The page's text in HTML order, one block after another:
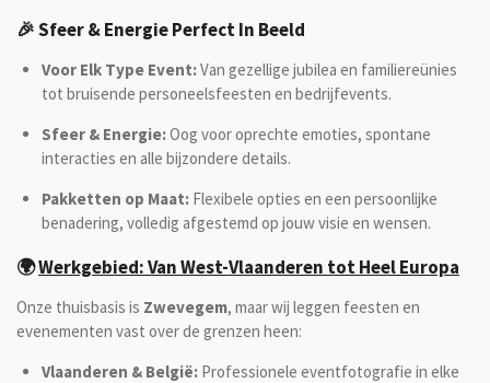
🎉 Sfeer & Energie Perfect In Beeld
Voor Elk Type Event:Van gezellige jubilea en familiereünies
tot bruisende personeelsfeesten en bedrijfevents.
Sfeer & Energie:Oog voor oprechte emoties, spontane
interacties en alle bijzondere details.
Pakketten op Maat:Flexibele opties en een persoonlijke
benadering, volledig afgestemd op jouw visie en wensen.
🌍Werkgebied: Van West-Vlaanderen tot Heel Europa
Onze thuisbasis is Zwevegem, maar wij leggen feesten en
evenementen vast over de grenzen heen:
Vlaanderen & België:Professionele eventfotografie in elke